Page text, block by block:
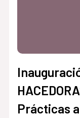
Prácticas